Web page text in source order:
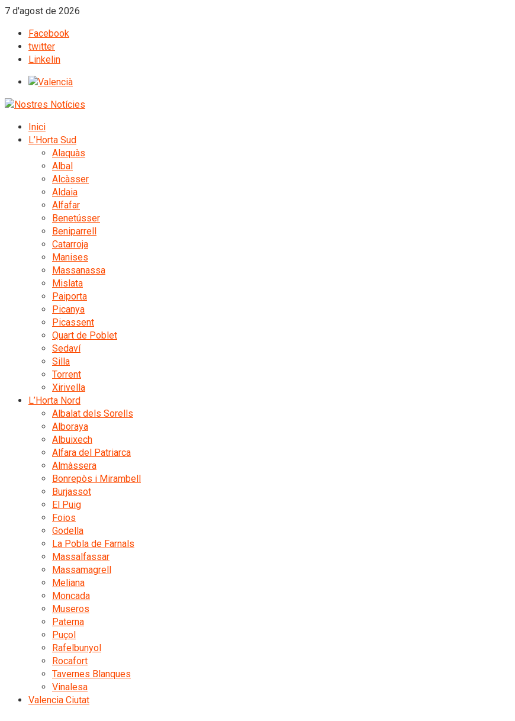
7 d'agost de 2026
Facebook
twitter
Linkelin
Inici
L’Horta Sud
Alaquàs
Albal
Alcàsser
Aldaia
Alfafar
Benetússer
Beniparrell
Catarroja
Manises
Massanassa
Mislata
Paiporta
Picanya
Picassent
Quart de Poblet
Sedaví
Silla
Torrent
Xirivella
L’Horta Nord
Albalat dels Sorells
Alboraya
Albuixech
Alfara del Patriarca
Almàssera
Bonrepòs i Mirambell
Burjassot
El Puig
Foios
Godella
La Pobla de Farnals
Massalfassar
Massamagrell
Meliana
Moncada
Museros
Paterna
Puçol
Rafelbunyol
Rocafort
Tavernes Blanques
Vinalesa
Valencia Ciutat